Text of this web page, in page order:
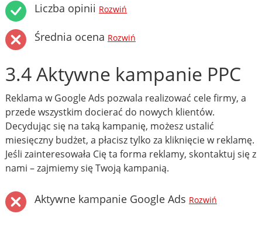
Liczba opinii Rozwiń
Średnia ocena Rozwiń
3.4 Aktywne kampanie PPC
Reklama w Google Ads pozwala realizować cele firmy, a
przede wszystkim docierać do nowych klientów.
Decydując się na taką kampanię, możesz ustalić
miesięczny budżet, a płacisz tylko za kliknięcie w reklamę.
Jeśli zainteresowała Cię ta forma reklamy, skontaktuj się z
nami – zajmiemy się Twoją kampanią.
Aktywne kampanie Google Ads Rozwiń